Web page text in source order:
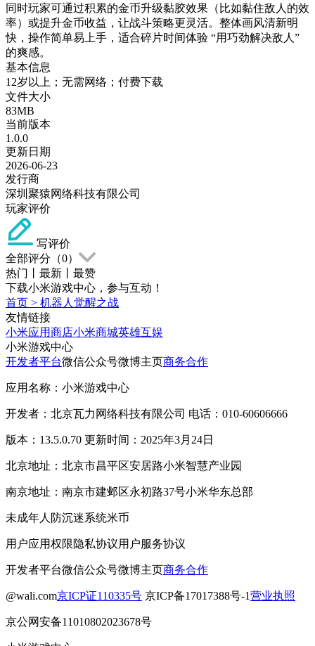
同时玩家可通过积累的金币升级黏胶效果（比如黏住敌人的效
率）或提升金币收益，让战斗策略更灵活。整体画风清新明
快，操作简单易上手，适合碎片时间体验 “用巧劲解决敌人”
的爽感。
基本信息
12岁以上；无需网络；付费下载
文件大小
83MB
当前版本
1.0.0
更新日期
2026-06-23
发行商
深圳聚猿网络科技有限公司
玩家评价
写评价
全部评分（0）
热门
最新
最赞
下载小米游戏中心，参与互动！
首页 > 机器人觉醒之战
友情链接
小米应用商店小米商城英雄互娱
小米游戏中心
开发者平台微信公众号微博主页商务合作
应用名称：小米游戏中心
开发者：北京瓦力网络科技有限公司 电话：010-60606666
版本：13.5.0.70 更新时间：2025年3月24日
北京地址：北京市昌平区安居路小米智慧产业园
南京地址：南京市建邺区永初路37号小米华东总部
未成年人防沉迷系统米币
用户应用权限隐私协议用户服务协议
开发者平台微信公众号微博主页商务合作
@wali.com京ICP证110335号 京ICP备17017388号-1营业执照
京公网安备11010802023678号